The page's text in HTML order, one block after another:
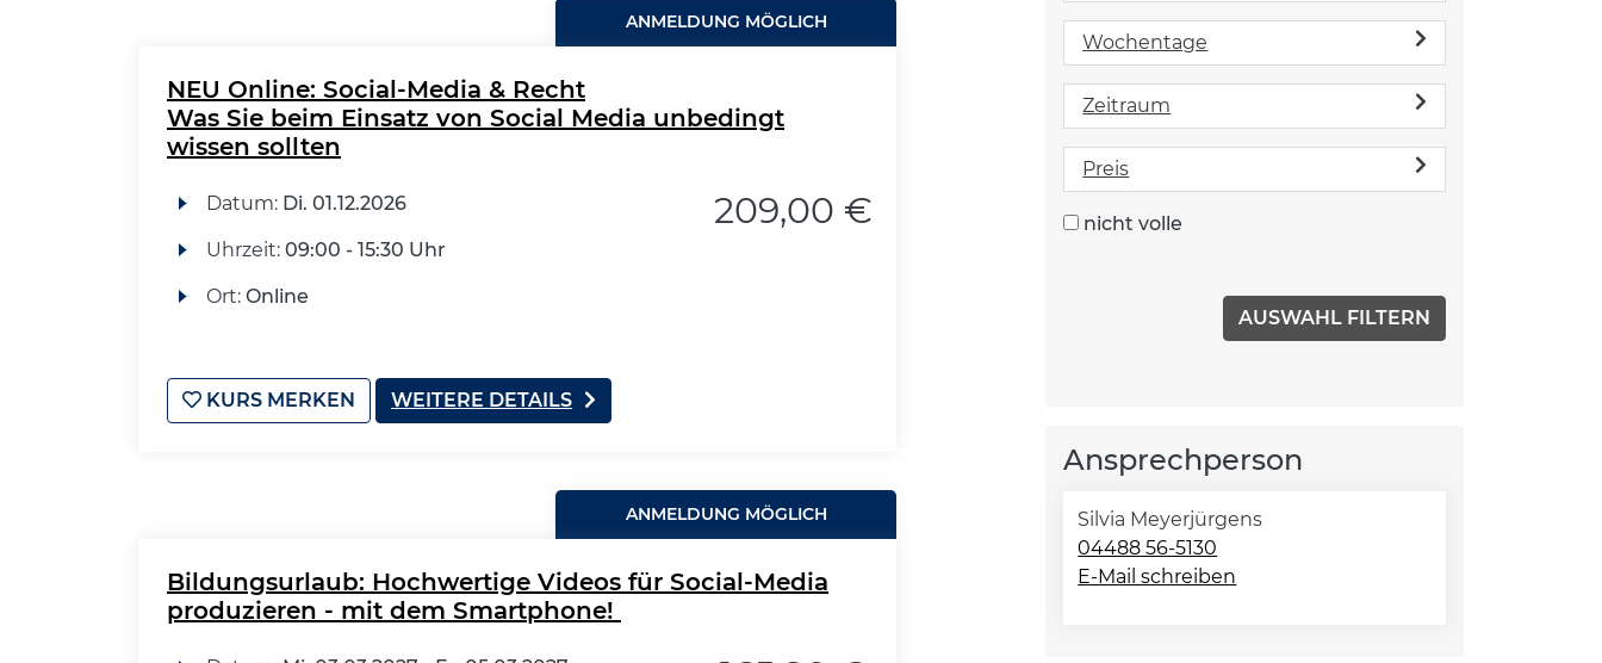
ANMELDUNG MÖGLICH
NEU Online: Social-Media & Recht
Was Sie beim Einsatz von Social Media unbedingt
wissen sollten
Datum: Di. 01.12.2026
Uhrzeit: 09:00 - 15:30 Uhr
Ort: Online
209,00 €
KURS MERKEN WEITERE DETAILS
ANMELDUNG MÖGLICH
Bildungsurlaub: Hochwertige Videos für Social-Media
produzieren - mit dem Smartphone!
Wochentage
Zeitraum
Preis
nicht volle
Ansprechperson
Silvia Meyerjürgens
04488 56-5130
E-Mail schreiben